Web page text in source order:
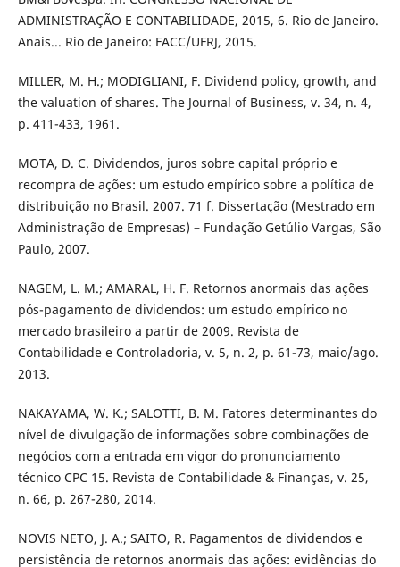
ADMINISTRAÇÃO E CONTABILIDADE, 2015, 6. Rio de Janeiro.
Anais... Rio de Janeiro: FACC/UFRJ, 2015.
MILLER, M. H.; MODIGLIANI, F. Dividend policy, growth, and
the valuation of shares. The Journal of Business, v. 34, n. 4,
p. 411-433, 1961.
MOTA, D. C. Dividendos, juros sobre capital próprio e
recompra de ações: um estudo empírico sobre a política de
distribuição no Brasil. 2007. 71 f. Dissertação (Mestrado em
Administração de Empresas) – Fundação Getúlio Vargas, São
Paulo, 2007.
NAGEM, L. M.; AMARAL, H. F. Retornos anormais das ações
pós-pagamento de dividendos: um estudo empírico no
mercado brasileiro a partir de 2009. Revista de
Contabilidade e Controladoria, v. 5, n. 2, p. 61-73, maio/ago.
2013.
NAKAYAMA, W. K.; SALOTTI, B. M. Fatores determinantes do
nível de divulgação de informações sobre combinações de
negócios com a entrada em vigor do pronunciamento
técnico CPC 15. Revista de Contabilidade & Finanças, v. 25,
n. 66, p. 267-280, 2014.
NOVIS NETO, J. A.; SAITO, R. Pagamentos de dividendos e
persistência de retornos anormais das ações: evidências do